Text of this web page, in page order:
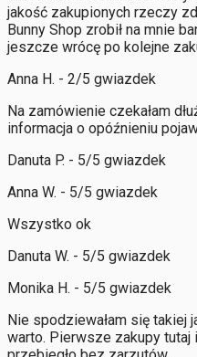
jakość zakupionych rzeczy
Bunny Shop zrobił na mnie
jeszcze wrócę po kolejne
Anna H. - 2/5 gwiazdek
Na zamówienie czekałam
informacja o opóźnieniu
Danuta P. - 5/5 gwiazdek
Anna W. - 5/5 gwiazdek
Wszystko ok
Danuta W. - 5/5 gwiazdek
Monika H. - 5/5 gwiazdek
Nie spodziewałam się takiej
warto. Pierwsze zakupy tutaj